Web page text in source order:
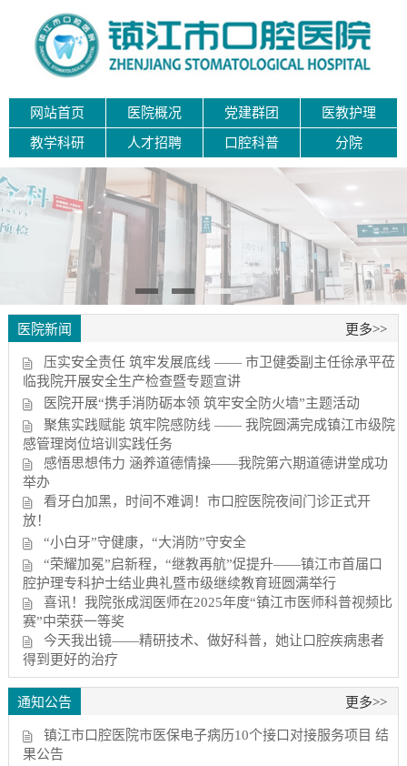
网站首页 医院概况 党建群团 医教护理
教学科研 人才招聘 口腔科普 分院
医院新闻 更多>>
压实安全责任 筑牢发展底线 —— 市卫健委副主任徐承平莅
临我院开展安全生产检查暨专题宣讲
医院开展“携手消防砺本领 筑牢安全防火墙”主题活动
聚焦实践赋能 筑牢院感防线 —— 我院圆满完成镇江市级院
感管理岗位培训实践任务
感悟思想伟力 涵养道德情操——我院第六期道德讲堂成功
举办
看牙白加黑，时间不难调！市口腔医院夜间门诊正式开
放！
“小白牙”守健康，“大消防”守安全
“荣耀加冕”启新程，“继教再航”促提升——镇江市首届口
腔护理专科护士结业典礼暨市级继续教育班圆满举行
喜讯！我院张成润医师在2025年度“镇江市医师科普视频比
赛”中荣获一等奖
今天我出镜——精研技术、做好科普，她让口腔疾病患者
得到更好的治疗
通知公告 更多>>
镇江市口腔医院市医保电子病历10个接口对接服务项目 结
果公告